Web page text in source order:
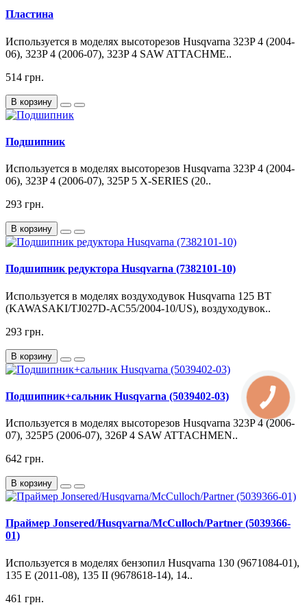
Пластина
Используется в моделях высоторезов Husqvarna 323P 4 (2004-
06), 323P 4 (2006-07), 323P 4 SAW ATTACHME..
514 грн.
В корзину
Подшипник
Используется в моделях высоторезов Husqvarna 323P 4 (2004-
06), 323P 4 (2006-07), 325P 5 X-SERIES (20..
293 грн.
В корзину
Подшипник редуктора Husqvarna (7382101-10)
Используется в моделях воздуходувок Husqvarna 125 BT
(KAWASAKI/TJ027D-AC55/2004-10/US), воздуходувок..
293 грн.
В корзину
Подшипник+сальник Husqvarna (5039402-03)
Используется в моделях высоторезов Husqvarna 323P 4 (2006-
07), 325P5 (2006-07), 326P 4 SAW ATTACHMEN..
642 грн.
В корзину
Праймер Jonsered/Husqvarna/McCulloch/Partner (5039366-
01)
Используется в моделях бензопил Husqvarna 130 (9671084-01),
135 E (2011-08), 135 II (9678618-14), 14..
461 грн.